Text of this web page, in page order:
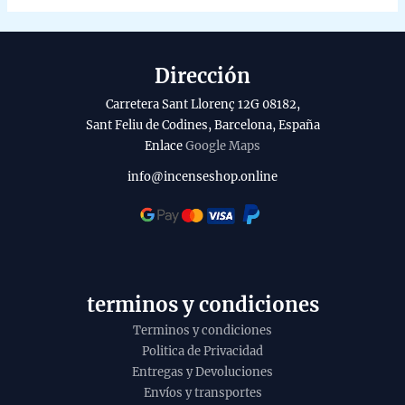
options
may
chosen
on
the
product
Dirección
Carretera Sant Llorenç 12G 08182,
Sant Feliu de Codines, Barcelona, España
EnlaceGoogle Maps
info@incenseshop.online
terminos y condiciones
Terminos y condiciones
Politica de Privacidad
Entregas y Devoluciones
Envíos y transportes